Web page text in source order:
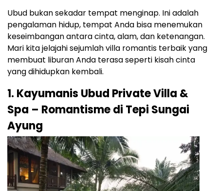
Ubud bukan sekadar tempat menginap. Ini adalah
pengalaman hidup, tempat Anda bisa menemukan
keseimbangan antara cinta, alam, dan ketenangan.
Mari kita jelajahi sejumlah villa romantis terbaik yang
membuat liburan Anda terasa seperti kisah cinta
yang dihidupkan kembali.
1. Kayumanis Ubud Private Villa &
Spa – Romantisme di Tepi Sungai
Ayung